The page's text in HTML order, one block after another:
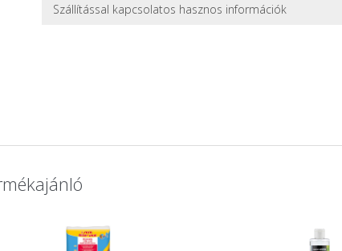
Szállítással kapcsolatos hasznos információk
tapasztal, a kibontás és az átvétel előtt jegyzőkönyvet
termékek cseréjét, csak ebben az esetben tudjuk vállalni,